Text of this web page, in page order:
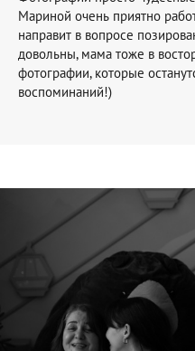
Мариной очень приятно
направит в вопросе
довольны, мама тоже в
фотографии, которые
воспоминаний!)